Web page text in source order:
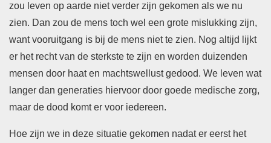
zou leven op aarde niet verder zijn gekomen als we nu
zien. Dan zou de mens toch wel een grote mislukking zijn,
want vooruitgang is bij de mens niet te zien. Nog altijd lijkt
er het recht van de sterkste te zijn en worden duizenden
mensen door haat en machtswellust gedood. We leven wat
langer dan generaties hiervoor door goede medische zorg,
maar de dood komt er voor iedereen.
Hoe zijn we in deze situatie gekomen nadat er eerst het